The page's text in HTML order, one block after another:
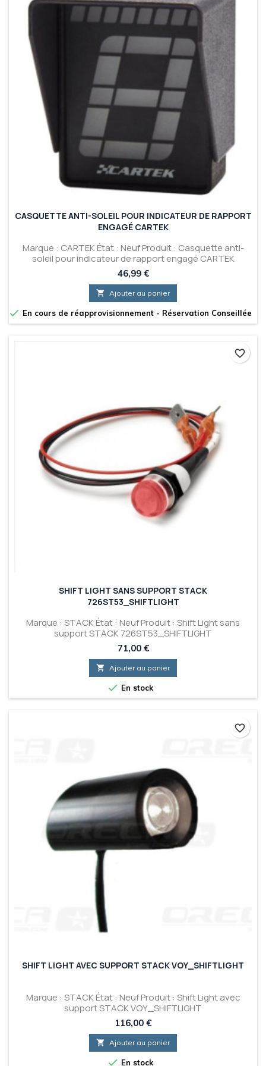
CASQUETTE ANTI-SOLEIL POUR INDICATEUR DE RAPPORT
ENGAGÉ CARTEK
Marque : CARTEK État : Neuf Produit : Casquette anti-
soleil pour indicateur de rapport engagé CARTEK
Prix
46,99 €
 Ajouter au panier
 En cours de réapprovisionnement - Réservation Conseillée
SHIFT LIGHT SANS SUPPORT STACK
726ST53_SHIFTLIGHT
Marque : STACK État : Neuf Produit : Shift Light sans
support STACK 726ST53_SHIFTLIGHT
Prix
71,00 €
 Ajouter au panier
 En stock
favorite_border
SHIFT LIGHT AVEC SUPPORT STACK VOY_SHIFTLIGHT
Marque : STACK État : Neuf Produit : Shift Light avec
support STACK VOY_SHIFTLIGHT
Prix
116,00 €
 Ajouter au panier
 En stock
favorite_border